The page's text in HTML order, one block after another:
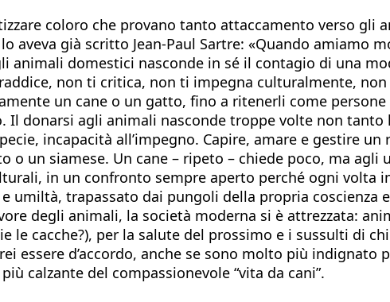
coloro che provano tanto attaccamento verso gli
aveva già scritto Jean-Paul Sartre: «Quando amiamo
animali domestici nasconde in sé il contagio di una
non ti critica, non ti impegna culturalmente, non
un cane o un gatto, fino a ritenerli come
Il donarsi agli animali nasconde troppe volte non
incapacità all’impegno. Capire, amare e gestire
o un siamese. Un cane – ripeto – chiede poco, ma
in un confronto sempre aperto perché ogni volta
umiltà, trapassato dai pungoli della propria coscienza
degli animali, la società moderna si è attrezzata:
le cacche?), per la salute del prossimo e i sussulti di
essere d’accordo, anche se sono molto più
calzante del compassionevole “vita da cani”.